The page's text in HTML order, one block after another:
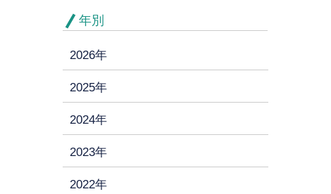
年別
2026年
2025年
2024年
2023年
2022年